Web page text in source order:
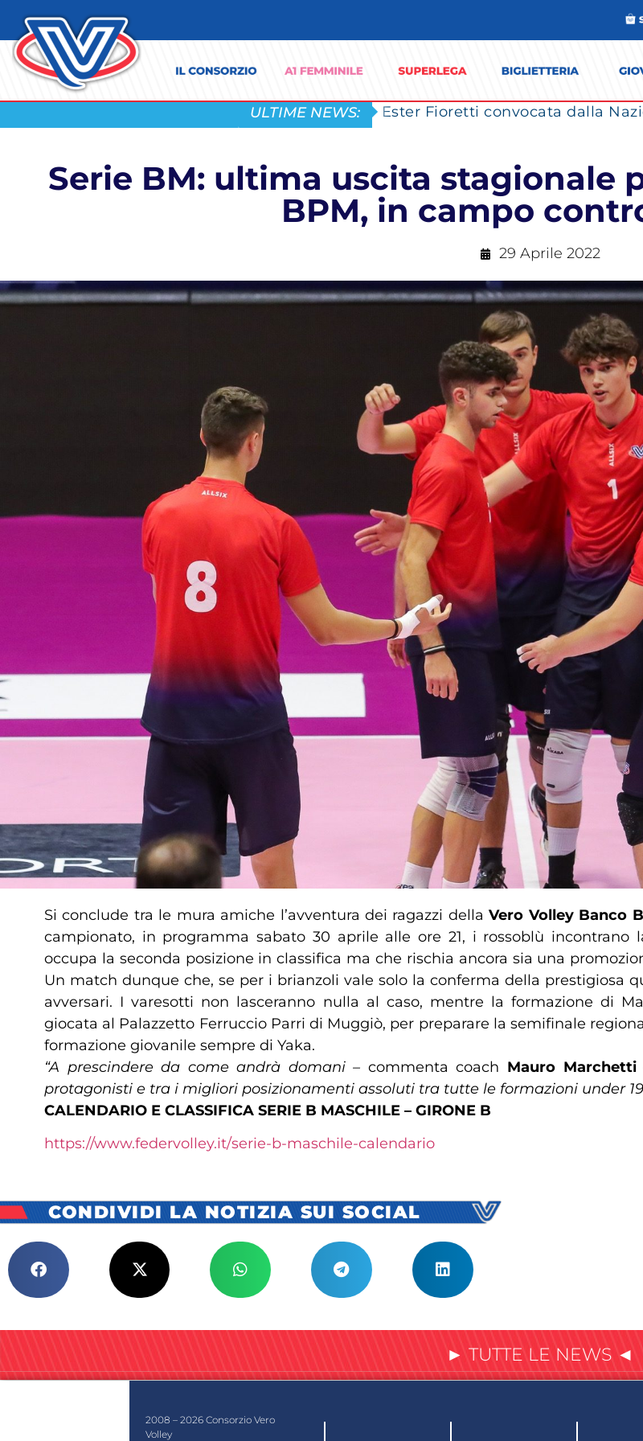
ULTIME NEWS: Ester Fioretti convocata dalla
Serie BM: ultima uscita stagionale
BPM, in campo
29 Aprile 2022
Si conclude tra le mura amiche l’avventura dei ragazzi dellaVero Volley Banco
campionato, in programma sabato 30 aprile alle ore 21, i rossoblù incontrano
occupa la seconda posizione in classifica ma che rischia ancora sia una
Un match dunque che, se per i brianzoli vale solo la conferma della prestigiosa
avversari. I varesotti non lasceranno nulla al caso, mentre la formazione di
giocata al Palazzetto Ferruccio Parri di Muggiò, per preparare la semifinale
formazione giovanile sempre di Yaka.
“A prescindere da come andrà domani – commenta coach Mauro Marchetti
protagonisti e tra i migliori posizionamenti assoluti tra tutte le formazioni under 19
CALENDARIO E CLASSIFICA SERIE B MASCHILE – GIRONE B
https://www.federvolley.it/serie-b-maschile-calendario
CONDIVIDI LA NOTIZIA SUI SOCIAL
► TUTTE LE NEWS ◄
2008 – 2026 Consorzio Vero
Volley